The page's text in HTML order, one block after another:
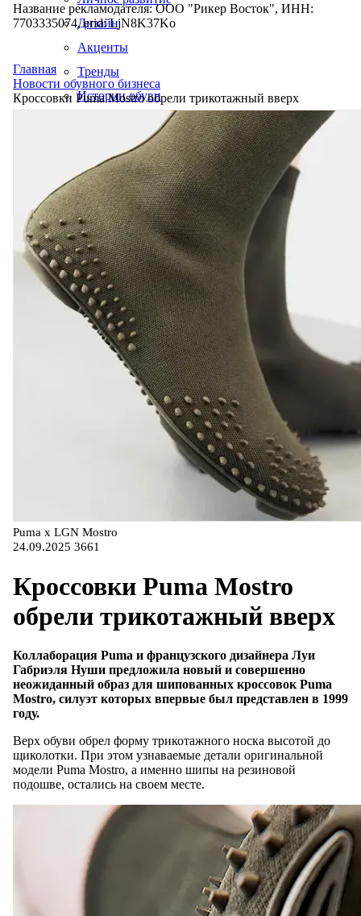
Дизайн
Акценты
Тренды
Истории обуви
Название рекламодателя: ООО "Рикер Восток", ИНН:
7703335074, erid: LjN8K37Ko
Главная
Новости обувного бизнеса
Кроссовки Puma Mostro обрели трикотажный вверх
Puma x LGN Mostro
24.09.2025 3661
Кроссовки Puma Mostro
обрели трикотажный вверх
Коллаборация Puma и французского дизайнера Луи
Габриэля Нуши предложила новый и совершенно
неожиданный образ для шипованных кроссовок Puma
Mostro, силуэт которых впервые был представлен в 1999
году.
Верх обуви обрел форму трикотажного носка высотой до
щиколотки. При этом узнаваемые детали оригинальной
модели Puma Mostro, а именно шипы на резиновой
подошве, остались на своем месте.